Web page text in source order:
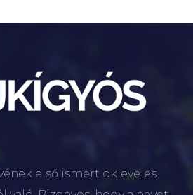
első ismert okleveles